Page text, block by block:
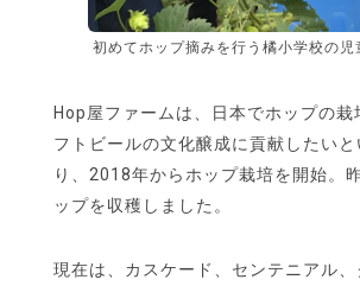
初めてホップ摘みを行う橘小学校の児
Hop屋ファームは、日本でホップの栽
フトビールの文化醸成に貢献したい
り、2018年からホップ栽培を開始。
ップを収穫しました。
現在は、カスケード、センテニアル、